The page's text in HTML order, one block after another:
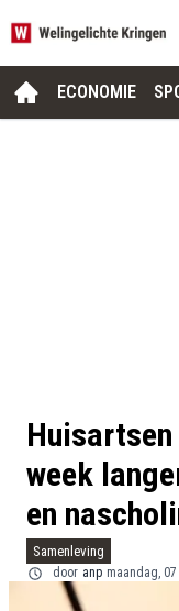
ECONOMIE
week
en
Samenleving
door anp maandag,